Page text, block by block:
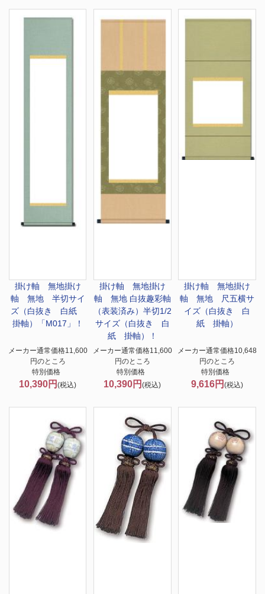
掛け軸 無地掛け
軸 無地 半切サイ
ズ（白抜き 白紙
掛軸）「M017」！
メーカー通常価格11,600
円のところ
特別価格
10,390円(税込)
掛け軸 無地掛け
軸 無地 白抜趣彩軸
（表装済み）半切1/2
サイズ（白抜き 白
紙 掛軸）！
メーカー通常価格11,600
円のところ
特別価格
10,390円(税込)
掛け軸 無地掛け
軸 無地 尺五横サ
イズ（白抜き 白
紙 掛軸）
メーカー通常価格10,648
円のところ
特別価格
9,616円(税込)